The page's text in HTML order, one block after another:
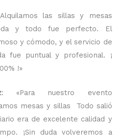
las sillas y mesas
y todo fue perfecto. El
y cómodo, y el servicio de
fue puntual y profesional. ¡
!»
: «Para nuestro evento
mesas y sillas Todo salió
era de excelente calidad y
¡Sin duda volveremos a